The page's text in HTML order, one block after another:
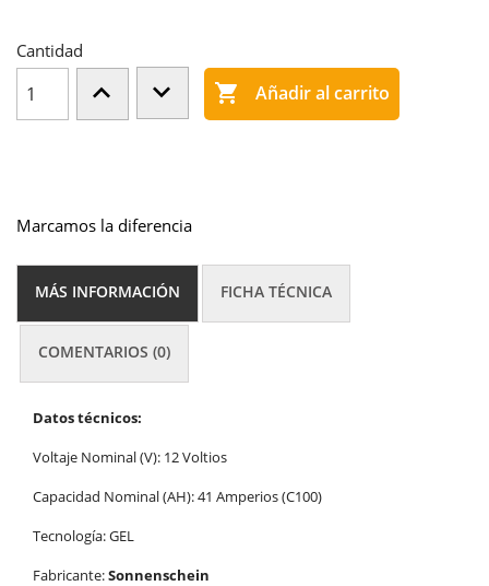
Cantidad
 Añadir al carrito
Marcamos la diferencia
MÁS INFORMACIÓN FICHA TÉCNICA
COMENTARIOS (0)
Datos técnicos:
Voltaje Nominal (V): 12 Voltios
Capacidad Nominal (AH): 41 Amperios (C100)
Tecnología: GEL
Fabricante:Sonnenschein